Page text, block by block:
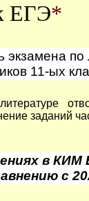
ЕГЭ*
экзамена по
11-ых
заданий
в КИМ
с